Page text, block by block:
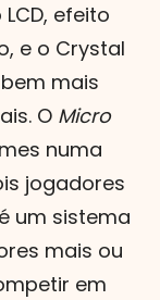
efeito
e o Crystal
mais
O Micro
numa
jogadores
um sistema
mais ou
em